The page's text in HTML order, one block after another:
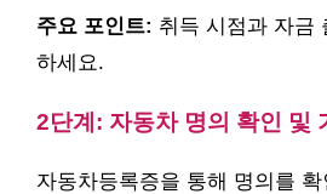
주요 포인트: 취득 시점과 자금
하세요.
2단계: 자동차 명의 확인 및
자동차등록증을 통해 명의를